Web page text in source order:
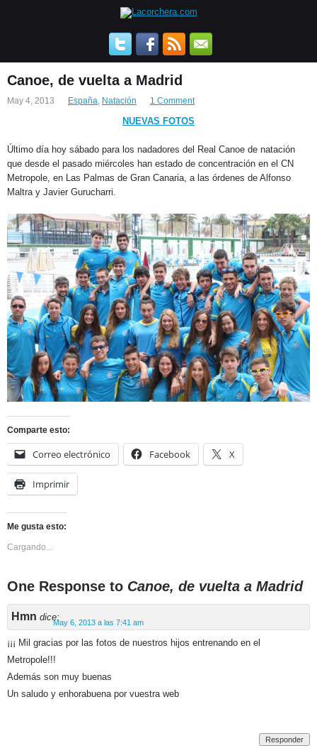
Canoe, de vuelta a Madrid
May 4, 2013 España, Natación 1 Comment
NUEVAS FOTOS
Último día hoy sábado para los nadadores del Real Canoe de natación
que desde el pasado miércoles han estado de concentración en el CN
Metropole, en Las Palmas de Gran Canaria, a las órdenes de Alfonso
Maltra y Javier Gurucharri.
Comparte esto:
Correo electrónico Facebook X
Imprimir
Me gusta esto:
Cargando...
One Response to Canoe, de vuelta a Madrid
Hmn dice:May 6, 2013 a las 7:41 am
¡¡¡ Mil gracias por las fotos de nuestros hijos entrenando en el
Metropole!!!
Además son muy buenas
Un saludo y enhorabuena por vuestra web
Responder